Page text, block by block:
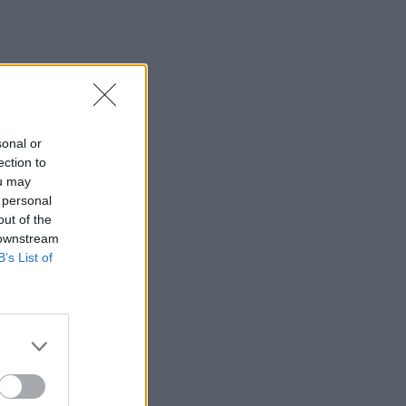
or
to
may
of the
List of
Ο Γ. Αγριμανάκης Αντιδήμαρχος
Υπηρεσίας το Σάββατο 8 και την
Κυριακή 9 Αυγούστου